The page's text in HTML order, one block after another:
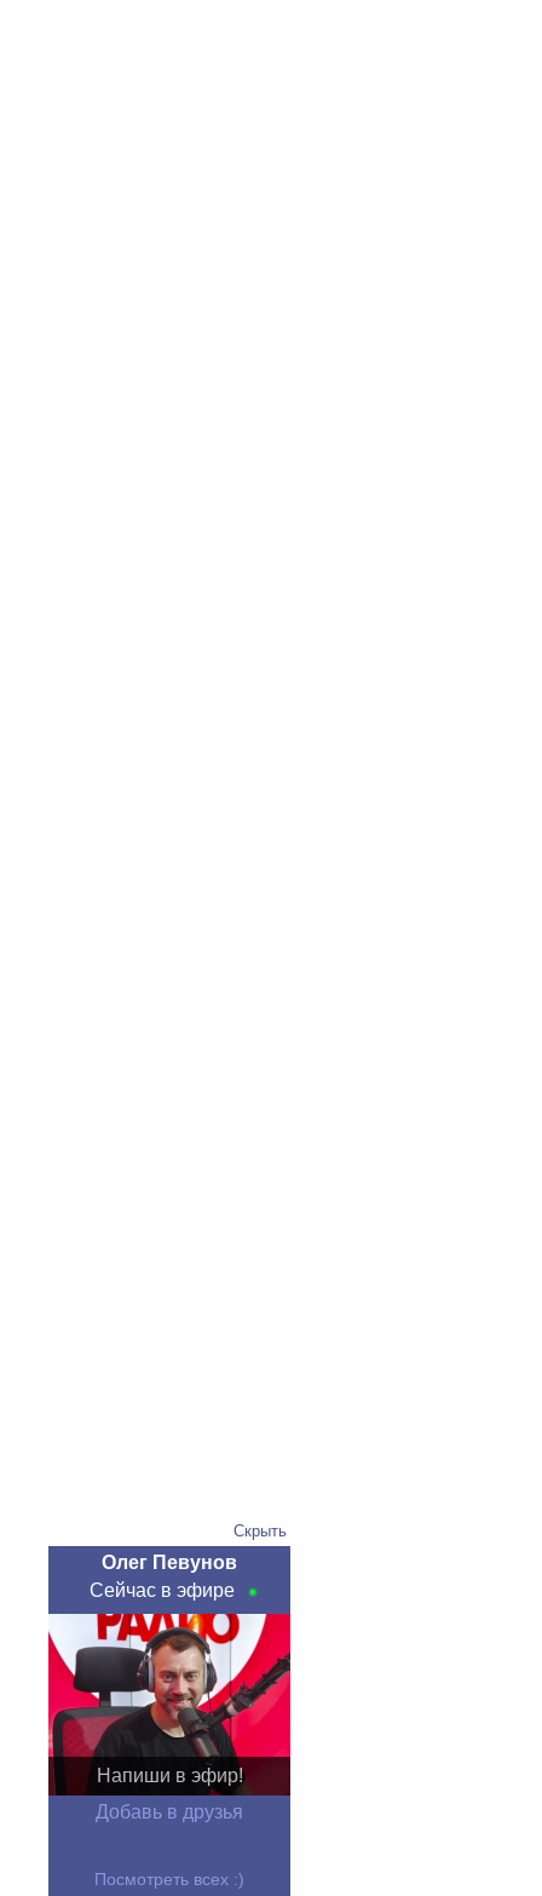
Скрыть
Олег Певунов
Сейчас в эфире
Напиши в эфир!
Добавь в друзья
Посмотреть всех :)